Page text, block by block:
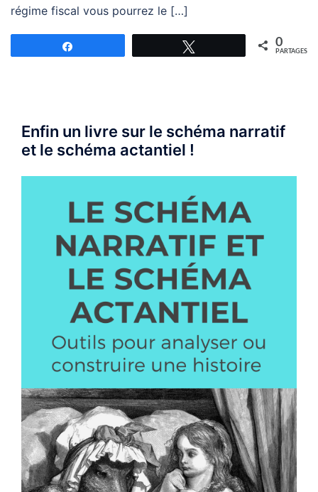
régime fiscal vous pourrez le […]
0
PARTAGES
Enfin un livre sur le schéma narratif
et le schéma actantiel !